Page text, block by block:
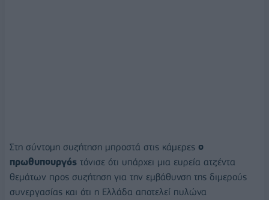
Στη σύντομη συζήτηση μπροστά στις κάμερες ο
πρωθυπουργός τόνισε ότι υπάρχει μια ευρεία ατζέντα
θεμάτων προς συζήτηση για την εμβάθυνση της διμερούς
συνεργασίας και ότι η Ελλάδα αποτελεί πυλώνα